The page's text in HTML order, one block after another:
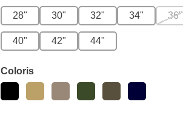
28" 30" 32" 34" 36"
40" 42" 44"
Coloris